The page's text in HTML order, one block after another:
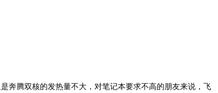
奔腾双核的发热量不大，对笔记本要求不高的朋友来说，飞